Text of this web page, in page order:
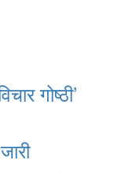
गोष्ठी’